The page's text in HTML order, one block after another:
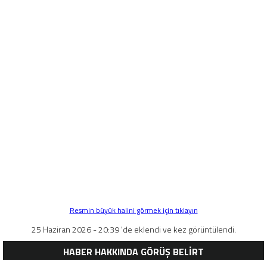
Resmin büyük halini görmek için tıklayın
25 Haziran 2026 - 20:39 'de eklendi ve kez görüntülendi.
HABER HAKKINDA GÖRÜŞ BELİRT